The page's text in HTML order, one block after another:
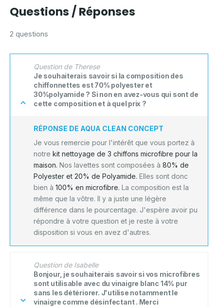
Questions / Réponses
2 questions
Question de Therese
Je souhaiterais savoir si la composition des
chiffonnettes est 70% polyester et
30%polyamide ? Si non en avez-vous qui sont de
cette composition et à quel prix ?
RÉPONSE DE AQUA CLEAN CONCEPT
Je vous remercie pour l'intérêt que vous portez à
notre kit nettoyage de 3 chiffons microfibre pour la
maison. Nos lavettes sont composées à 80% de
Polyester et 20% de Polyamide. Elles sont donc
bien à 100% en microfibre. La composition est la
même que la vôtre. Il y a juste une légère
différence dans le pourcentage. J'espère avoir pu
répondre à votre question et je reste à votre
disposition si vous en avez d'autres.
Question de Isabelle
Bonjour, je souhaiterais savoir si vos microfibres
sont utilisable avec du vinaigre blanc 14% pur
sans les détériorer. J'utilise notamment le
vinaigre comme désinfectant . Merci